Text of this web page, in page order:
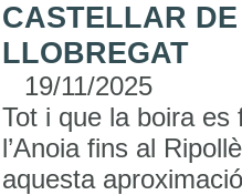
CASTELLAR
LLOBREGAT
19/11/2025
Tot i que la boira
l’Anoia fins al
aquesta